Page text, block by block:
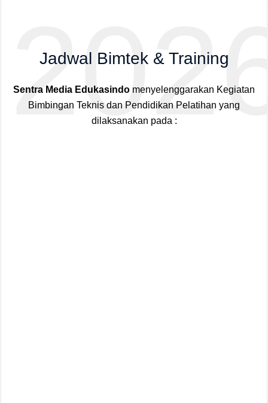
Jadwal Bimtek & Training
Sentra Media Edukasindo menyelenggarakan Kegiatan
Bimbingan Teknis dan Pendidikan Pelatihan yang
dilaksanakan pada :